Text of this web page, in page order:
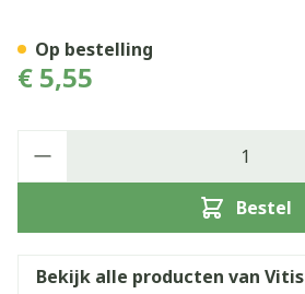
€ 5,55
Bestel
Op bestelling
Bekijk alle producten van Vitis